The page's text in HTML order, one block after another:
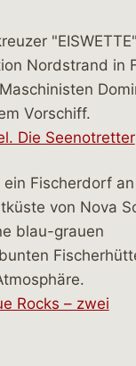
Die Seenotretter
Rocks – zwei